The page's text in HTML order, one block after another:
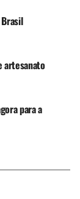
artesanato
para a